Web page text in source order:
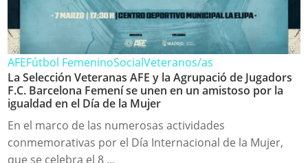
AFEFútbol FemeninoSocialVeteranos/as
La Selección Veteranas AFE y la Agrupació de Jugadors
F.C. Barcelona Femení se unen en un amistoso por la
igualdad en el Día de la Mujer
En el marco de las numerosas actividades
conmemorativas por el Día Internacional de la Mujer,
que se celebra el 8 ...